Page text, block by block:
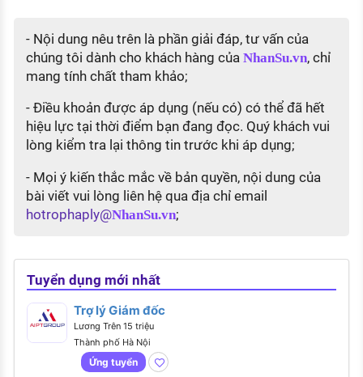
- Nội dung nêu trên là phần giải đáp, tư vấn của
chúng tôi dành cho khách hàng của NhanSu.vn, chỉ
mang tính chất tham khảo;
- Điều khoản được áp dụng (nếu có) có thể đã hết
hiệu lực tại thời điểm bạn đang đọc. Quý khách vui
lòng kiểm tra lại thông tin trước khi áp dụng;
- Mọi ý kiến thắc mắc về bản quyền, nội dung của
bài viết vui lòng liên hệ qua địa chỉ email
hotrophaply@NhanSu.vn;
Tuyển dụng mới nhất
Trợ lý Giám đốc
Lương Trên 15 triệu
Thành phố Hà Nội
Ứng tuyển